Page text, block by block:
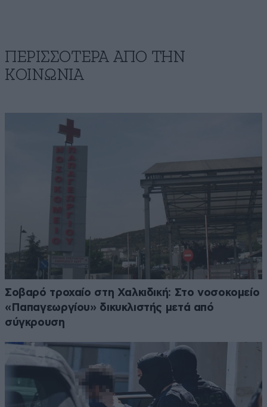
ΠΕΡΙΣΣΟΤΕΡΑ ΑΠΟ ΤΗΝ
ΚΟΙΝΩΝΙΑ
Σοβαρό τροχαίο στη Χαλκιδική: Στο νοσοκομείο
«Παπαγεωργίου» δικυκλιστής μετά από
σύγκρουση